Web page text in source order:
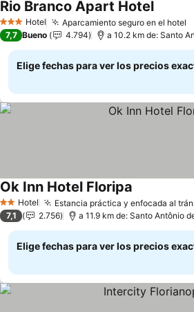
3 Estrellas
Hotel Aparcamiento seguro en el hotel
Rio Branco Apart HotelVer
7,7 Bueno 4.794 a 10.2 km de: Santo
Elige fechas para ver los precios
2 Estrellas
Hotel Estancia práctica y enfocada al
Ok Inn Hotel Floripa
7,1 2.756 a 11.9 km de: Santo Antônio
Elige fechas para ver los precios